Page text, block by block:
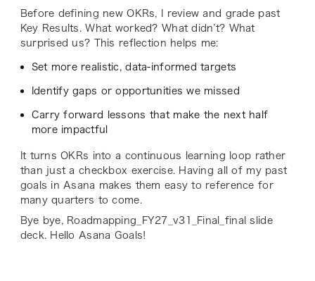
Before defining new OKRs, I review and grade past
Key Results. What worked? What didn’t? What
surprised us? This reflection helps me:
Set more realistic, data-informed targets
Identify gaps or opportunities we missed
Carry forward lessons that make the next half
more impactful
It turns OKRs into a continuous learning loop rather
than just a checkbox exercise. Having all of my past
goals in Asana makes them easy to reference for
many quarters to come.
Bye bye, Roadmapping_FY27_v31_Final_final slide
deck. Hello Asana Goals!